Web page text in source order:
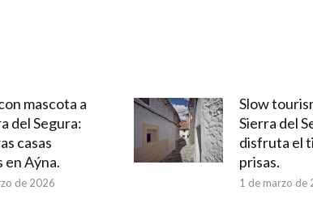
mascota a
del Segura:
casas
en Aýna.
de 2026
Slow
Sierra del
disfruta el
prisas.
1 de marzo de